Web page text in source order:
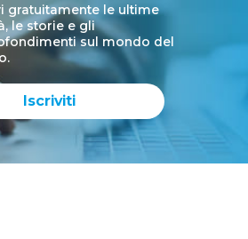
gratuitamente le ultime
le storie e gli
sul mondo del
Iscriviti